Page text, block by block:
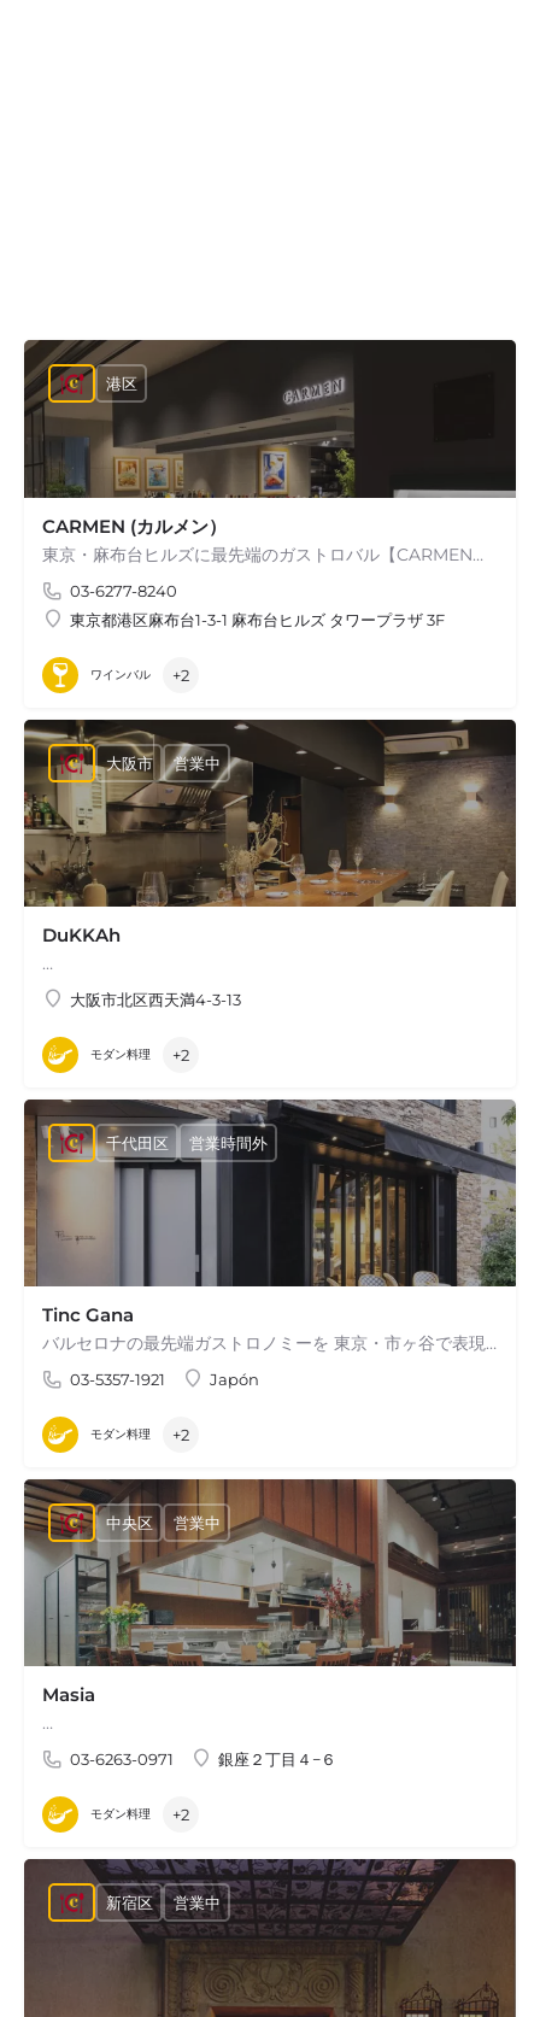
CARMEN (カルメン）
東京・麻布台ヒルズに最先端のガストロバル【CARMEN】が2023年11月に誕生 スペインの三つ星レストランSant…
03-6277-8240
東京都港区麻布台1-3-1 麻布台ヒルズ タワープラザ 3F
港区
ワインバル +2
DuKKAh
…
大阪市北区西天満4-3-13
大阪市 営業中
モダン料理 +2
Tinc Gana
バルセロナの最先端ガストロノミーを 東京・市ヶ谷で表現 新鮮で上質な厳選食材を生かした 目にも舌にも贅沢なライブキッチン
03-5357-1921 Japón
千代田区 営業時間外
モダン料理 +2
Masia
…
03-6263-0971 銀座２丁目４−６
中央区 営業中
モダン料理 +2
新宿区 営業中